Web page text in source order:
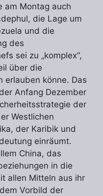
am Montag auch
die Lage um
und die
des
sei zu „komplex“,
über die
erlauben könne. Das
Anfang Dezember
der
Westlichen
der Karibik und
einräumt.
China, das
in die
allen Mitteln aus ihr
Vorbild der